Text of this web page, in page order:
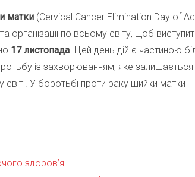
матки (Cervical Cancer Elimination Day of
організації по всьому світу, щоб
17 листопада. Цей день дій є частиною
із захворюванням, яке
У боротьбі проти раку шийки матки
здоров’я